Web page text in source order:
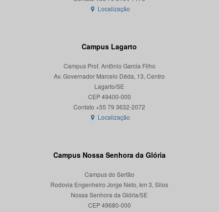
Localização
Campus Lagarto
Campus Prof. Antônio Garcia Filho
Av. Governador Marcelo Déda, 13, Centro
Lagarto/SE
CEP 49400-000
Localização
Campus Nossa Senhora da Glória
Campus do Sertão
Rodovia Engenheiro Jorge Neto, km 3, Silos
Nossa Senhora da Glória/SE
CEP 49680-000